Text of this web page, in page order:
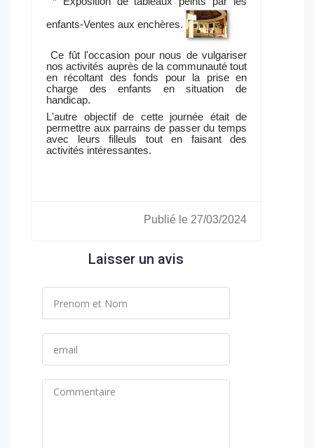
enfants-Ventes aux enchères.
Ce fût l'occasion pour nous de vulgariser
nos activités auprès de la communauté tout
en récoltant des fonds pour la prise en
charge des enfants en situation de
handicap.
L'autre objectif de cette journée était de
permettre aux parrains de passer du temps
avec leurs filleuls tout en faisant des
activités intéressantes.
Publié le 27/03/2024
Laisser un avis